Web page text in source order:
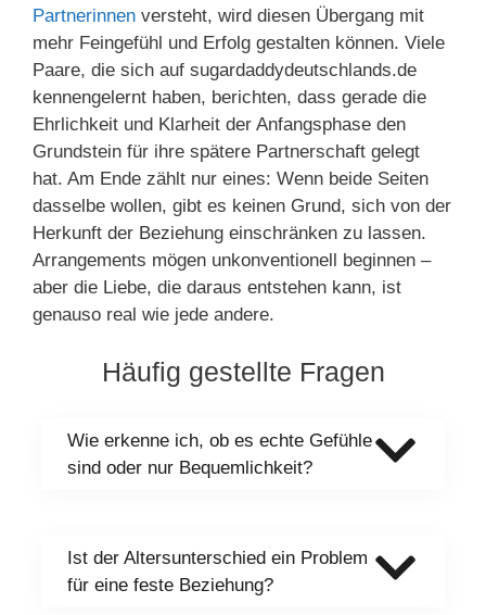
Partnerinnen versteht, wird diesen Übergang mit
mehr Feingefühl und Erfolg gestalten können. Viele
Paare, die sich auf sugardaddydeutschlands.de
kennengelernt haben, berichten, dass gerade die
Ehrlichkeit und Klarheit der Anfangsphase den
Grundstein für ihre spätere Partnerschaft gelegt
hat. Am Ende zählt nur eines: Wenn beide Seiten
dasselbe wollen, gibt es keinen Grund, sich von der
Herkunft der Beziehung einschränken zu lassen.
Arrangements mögen unkonventionell beginnen –
aber die Liebe, die daraus entstehen kann, ist
genauso real wie jede andere.
Häufig gestellte Fragen
Wie erkenne ich, ob es echte Gefühle
sind oder nur Bequemlichkeit?
Ist der Altersunterschied ein Problem
für eine feste Beziehung?